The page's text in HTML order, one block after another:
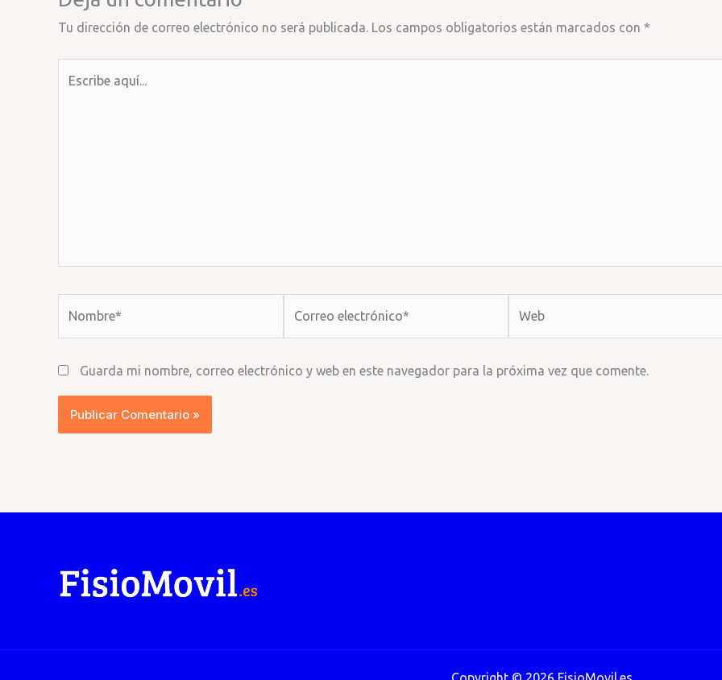
Tu dirección de correo electrónico no será publicada. Los campos obligatorios están marcados con *
Guarda mi nombre, correo electrónico y web en este navegador para la próxima vez que comente.